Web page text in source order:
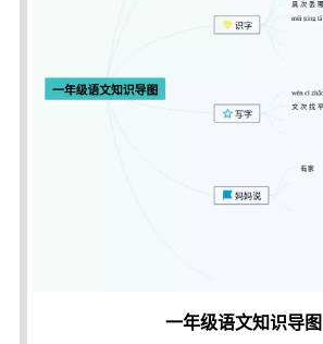
一年级语文知识导图